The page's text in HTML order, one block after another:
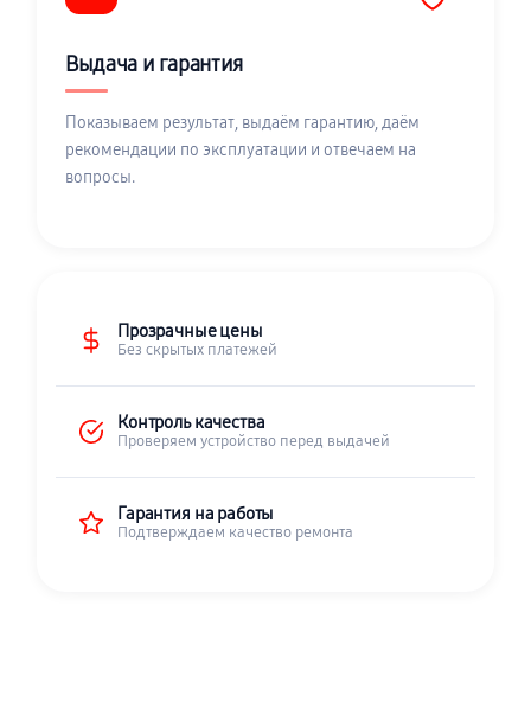
Выдача и гарантия
Показываем результат, выдаём гарантию, даём
рекомендации по эксплуатации и отвечаем на
вопросы.
Прозрачные цены
Без скрытых платежей
Контроль качества
Проверяем устройство перед выдачей
Гарантия на работы
Подтверждаем качество ремонта